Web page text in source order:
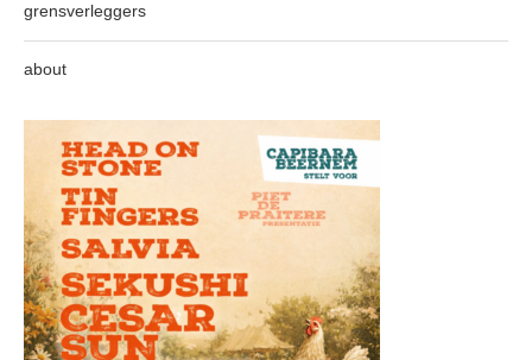
grensverleggers
about